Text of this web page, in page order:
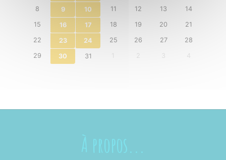
8 9 10 11 12 13 14
15 16 17 18 19 20 21
22 23 24 25 26 27 28
29 30 31 2 3 4
À propos...